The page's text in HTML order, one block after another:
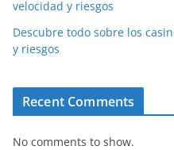
velocidad y riesgos
Descubre todo sobre los
y riesgos
Recent Comments
No comments to show.